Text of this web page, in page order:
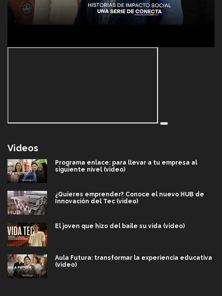
Videos
Programa enlace: para llevar a tu empresa al
siguiente nivel (video)
¿Quieres emprender? Conoce el nuevo HUB de
Innovación del Tec (video)
El joven que hizo del baile su vida (video)
Aula Futura: transformar la experiencia educativa
(video)